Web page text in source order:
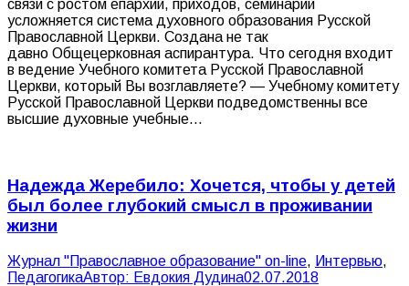
связи с ростом епархий, приходов, семинарий
усложняется система духовного образования Русской
Православной Церкви. Создана не так
давно Общецерковная аспирантура. Что сегодня входит
в ведение Учебного комитета Русской Православной
Церкви, который Вы возглавляете? — Учебному комитету
Русской Православной Церкви подведомственны все
высшие духовные учебные…
Надежда Жеребило: Хочется, чтобы у детей
был более глубокий смысл в проживании
жизни
Журнал "Православное образование" on-line, Интервью,
ПедагогикаАвтор: Евдокия Дудина02.07.2018